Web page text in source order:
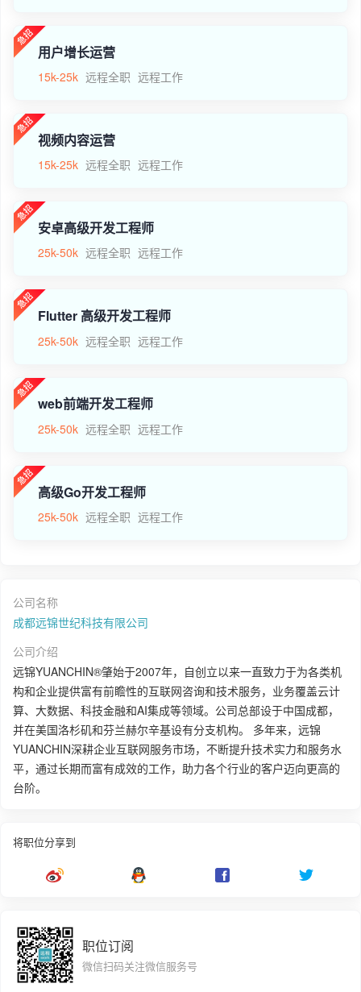
用户增长运营
15k-25k 远程全职 远程工作
视频内容运营
15k-25k 远程全职 远程工作
安卓高级开发工程师
25k-50k 远程全职 远程工作
Flutter 高级开发工程师
25k-50k 远程全职 远程工作
web前端开发工程师
25k-50k 远程全职 远程工作
高级Go开发工程师
25k-50k 远程全职 远程工作
公司名称
成都远锦世纪科技有限公司
公司介绍
远锦YUANCHIN®肇始于2007年，自创立以来一直致力于为各类机
构和企业提供富有前瞻性的互联网咨询和技术服务，业务覆盖云计
算、大数据、科技金融和AI集成等领域。公司总部设于中国成都，
并在美国洛杉矶和芬兰赫尔辛基设有分支机构。 多年来，远锦
YUANCHIN深耕企业互联网服务市场，不断提升技术实力和服务水
平，通过长期而富有成效的工作，助力各个行业的客户迈向更高的
台阶。
将职位分享到
职位订阅
微信扫码关注微信服务号